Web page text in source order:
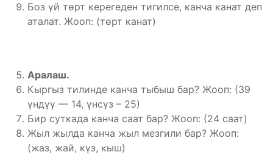
Боз үй төрт керегеден тигилсе, канча канат деп
аталат. Жооп: (төрт канат)
Аралаш.
Кыргыз тилинде канча тыбыш бар? Жооп: (39
үндүү — 14, үнсүз – 25)
Бир суткада канча саат бар? Жооп: (24 саат)
Жыл жылда канча жыл мезгили бар? Жооп:
(жаз, жай, күз, кыш)